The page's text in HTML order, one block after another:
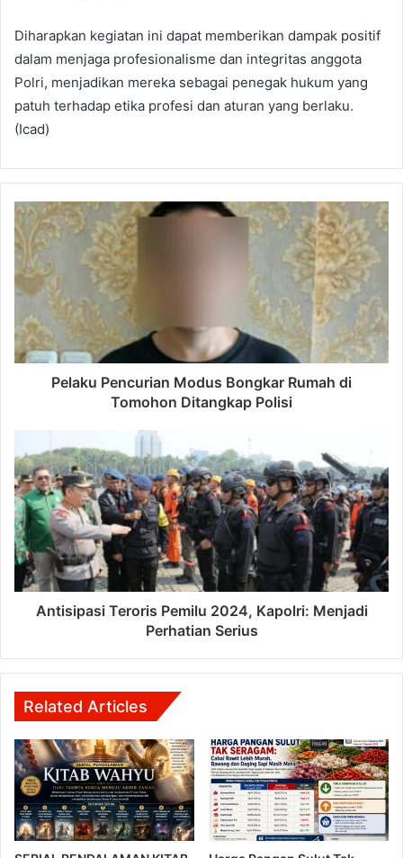
Diharapkan kegiatan ini dapat memberikan dampak positif
dalam menjaga profesionalisme dan integritas anggota
Polri, menjadikan mereka sebagai penegak hukum yang
patuh terhadap etika profesi dan aturan yang berlaku.
(Icad)
Pelaku Pencurian Modus Bongkar Rumah di
Tomohon Ditangkap Polisi
Antisipasi Teroris Pemilu 2024, Kapolri: Menjadi
Perhatian Serius
Related Articles